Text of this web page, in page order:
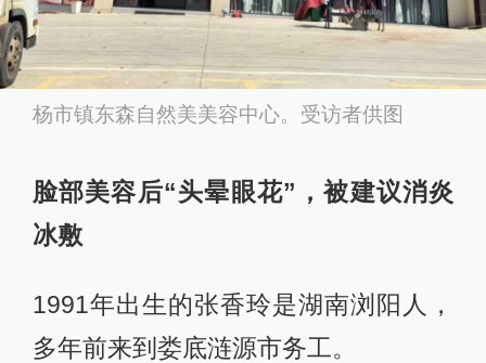
杨市镇东森自然美美容中心。受访者供图
脸部美容后“头晕眼花”，被建议消炎
冰敷
1991年出生的张香玲是湖南浏阳人，
多年前来到娄底涟源市务工。